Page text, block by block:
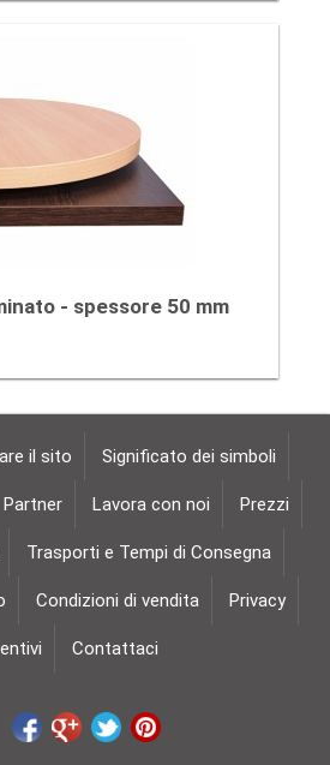
- spessore 50 mm
il sito Significato dei simboli
Partner Lavora con noi Prezzi
Trasporti e Tempi di Consegna
Condizioni di vendita Privacy
Contattaci